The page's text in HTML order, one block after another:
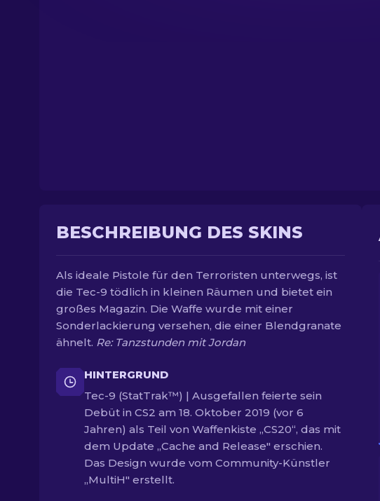
BESCHREIBUNG DES SKINS
Als ideale Pistole für den Terroristen unterwegs, ist
die Tec-9 tödlich in kleinen Räumen und bietet ein
großes Magazin. Die Waffe wurde mit einer
Sonderlackierung versehen, die einer Blendgranate
ähnelt. Re: Tanzstunden mit Jordan
HINTERGRUND
Tec-9 (StatTrak™) | Ausgefallen feierte sein
Debüt in CS2 am 18. Oktober 2019 (vor 6
Jahren) als Teil von Waffenkiste „CS20“, das mit
dem Update „Cache and Release" erschien.
Das Design wurde vom Community-Künstler
„MultiH" erstellt.